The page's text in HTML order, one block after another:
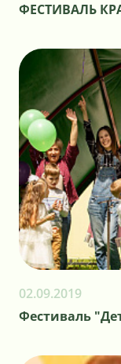
ФЕСТИВАЛЬ
02.09.2019
Фестиваль